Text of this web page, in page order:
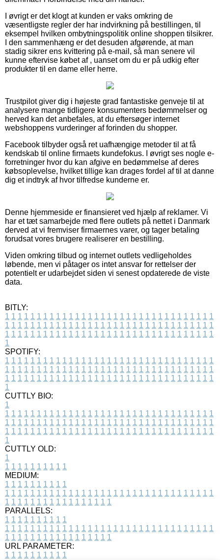
I øvrigt er det klogt at kunden er vaks omkring de
væsentligste regler der har indvirkning på bestillingen, til
eksempel hvilken ombytningspolitik online shoppen tilsikrer.
I den sammenhæng er det desuden afgørende, at man
stadig sikrer ens kvittering på e-mail, så man senere vil
kunne eftervise købet af , uanset om du er på udkig efter
produkter til en dame eller herre.
Trustpilot giver dig i højeste grad fantastiske genveje til at
analysere mange tidligere konsumenters bedømmelser og
herved kan det anbefales, at du eftersøger internet
webshoppens vurderinger af forinden du shopper.
Facebook tilbyder også ret uafhængige metoder til at få
kendskab til online firmaets kundefokus. I øvrigt ses nogle e-
forretninger hvor du kan afgive en bedømmelse af deres
købsoplevelse, hvilket tillige kan drages fordel af til at danne
dig et indtryk af hvor tilfredse kunderne er.
Denne hjemmeside er finansieret ved hjælp af reklamer. Vi
har et tæt samarbejde med flere outlets på nettet i Danmark
derved at vi fremviser firmaernes varer, og tager betaling
forudsat vores brugere realiserer en bestilling.
Viden omkring tilbud og internet outlets vedligeholdes
løbende, men vi påtager os intet ansvar for rettelser der
potentielt er udarbejdet siden vi senest opdaterede de viste
data.
BITLY:
1 1 1 1 1 1 1 1 1 1 1 1 1 1 1 1 1 1 1 1 1 1 1 1 1 1 1 1 1 1 1 1 1
1 1 1 1 1 1 1 1 1 1 1 1 1 1 1 1 1 1 1 1 1 1 1 1 1 1 1 1 1 1 1 1 1
1 1 1 1 1 1 1 1 1 1 1 1 1 1 1 1 1 1 1 1 1 1 1 1 1 1 1 1 1 1 1 1 1
1
SPOTIFY:
1 1 1 1 1 1 1 1 1 1 1 1 1 1 1 1 1 1 1 1 1 1 1 1 1 1 1 1 1 1 1 1 1
1 1 1 1 1 1 1 1 1 1 1 1 1 1 1 1 1 1 1 1 1 1 1 1 1 1 1 1 1 1 1 1 1
1 1 1 1 1 1 1 1 1 1 1 1 1 1 1 1 1 1 1 1 1 1 1 1 1 1 1 1 1 1 1 1 1
1
CUTTLY BIO:
1
1 1 1 1 1 1 1 1 1 1 1 1 1 1 1 1 1 1 1 1 1 1 1 1 1 1 1 1 1 1 1 1 1
1 1 1 1 1 1 1 1 1 1 1 1 1 1 1 1 1 1 1 1 1 1 1 1 1 1 1 1 1 1 1 1 1
1 1 1 1 1 1 1 1 1 1 1 1 1 1 1 1 1 1 1 1 1 1 1 1 1 1 1 1 1 1 1 1 1
1
CUTTLY OLD:
1
1 1 1 1 1 1 1 1 1 1
MEDIUM:
1 1 1 1 1 1 1 1 1 1
1 1 1 1 1 1 1 1 1 1 1 1 1 1 1 1 1 1 1 1 1 1 1 1 1 1 1 1 1 1 1 1 1
1 1 1 1 1 1 1 1 1 1 1 1 1 1 1 1 1
PARALLELS:
1 1 1 1 1 1 1 1 1 1
1 1 1 1 1 1 1 1 1 1 1 1 1 1 1 1 1 1 1 1 1 1 1 1 1 1 1 1 1 1 1 1 1
1 1 1 1 1 1 1 1 1 1 1 1 1 1 1 1 1
URL PARAMETER:
1 1 1 1 1 1 1 1 1 1